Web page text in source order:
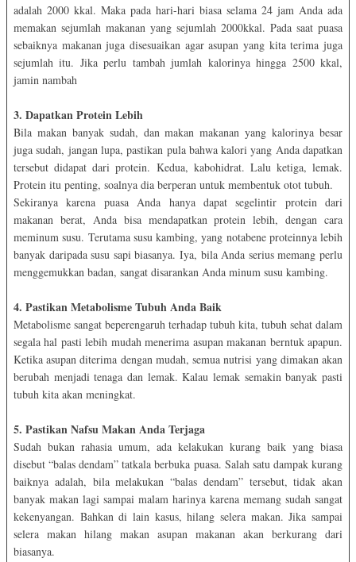
adalah 2000 kkal. Maka pada hari-hari biasa selama 24 jam Anda ada
memakan sejumlah makanan yang sejumlah 2000kkal. Pada saat puasa
sebaiknya makanan juga disesuaikan agar asupan yang kita terima juga
sejumlah itu. Jika perlu tambah jumlah kalorinya hingga 2500 kkal,
jamin nambah
3. Dapatkan Protein Lebih
Bila makan banyak sudah, dan makan makanan yang kalorinya besar
juga sudah, jangan lupa, pastikan pula bahwa kalori yang Anda dapatkan
tersebut didapat dari protein. Kedua, kabohidrat. Lalu ketiga, lemak.
Protein itu penting, soalnya dia berperan untuk membentuk otot tubuh.
Sekiranya karena puasa Anda hanya dapat segelintir protein dari
makanan berat, Anda bisa mendapatkan protein lebih, dengan cara
meminum susu. Terutama susu kambing, yang notabene proteinnya lebih
banyak daripada susu sapi biasanya. Iya, bila Anda serius memang perlu
menggemukkan badan, sangat disarankan Anda minum susu kambing.
4. Pastikan Metabolisme Tubuh Anda Baik
Metabolisme sangat beperengaruh terhadap tubuh kita, tubuh sehat dalam
segala hal pasti lebih mudah menerima asupan makanan berntuk apapun.
Ketika asupan diterima dengan mudah, semua nutrisi yang dimakan akan
berubah menjadi tenaga dan lemak. Kalau lemak semakin banyak pasti
tubuh kita akan meningkat.
5. Pastikan Nafsu Makan Anda Terjaga
Sudah bukan rahasia umum, ada kelakukan kurang baik yang biasa
disebut “balas dendam” tatkala berbuka puasa. Salah satu dampak kurang
baiknya adalah, bila melakukan “balas dendam” tersebut, tidak akan
banyak makan lagi sampai malam harinya karena memang sudah sangat
kekenyangan. Bahkan di lain kasus, hilang selera makan. Jika sampai
selera makan hilang makan asupan makanan akan berkurang dari
biasanya.